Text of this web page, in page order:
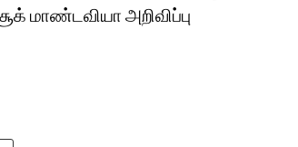
மாண்டவியா அறிவிப்பு